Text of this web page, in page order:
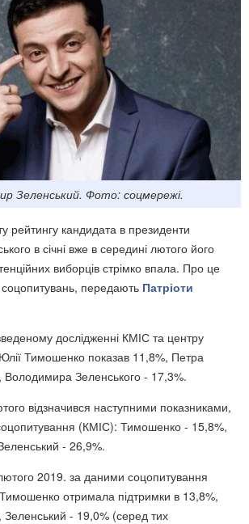
Зеленський. Фото: соцмережі.
рейтингу кандидата в президенти
в січні вже в середині лютого його
виборців стрімко впала. Про це
соцопитувань, передають Патріоти
дослідженні КМІС та центру
Тимошенко показав 11,8%, Петра
Зеленського - 17,3%.
відзначився наступними показниками,
(КМІС): Тимошенко - 15,8%,
- 26,9%.
2019. за даними соцопитування
отримала підтримки в 13,8%,
- 19,0% (серед тих